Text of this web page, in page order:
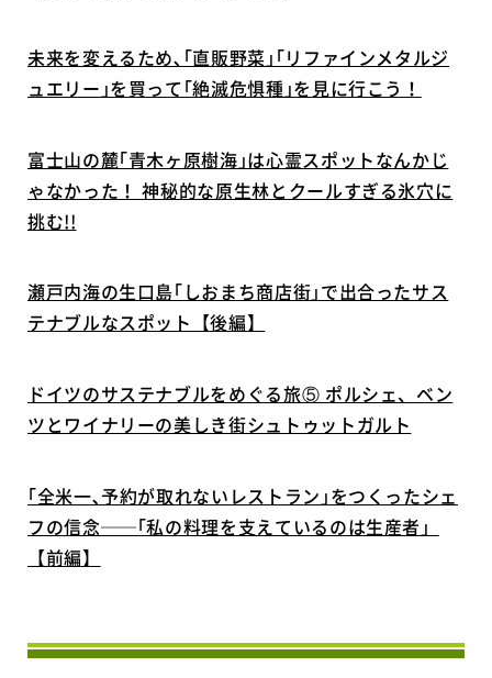
未来を変えるため､｢直販野菜｣｢リファインメタルジ
ュエリー｣を買って｢絶滅危惧種｣を見に行こう！
富士山の麓｢青木ヶ原樹海｣は心霊スポットなんかじ
ゃなかった！ 神秘的な原生林とクールすぎる氷穴に
挑む!!
瀬戸内海の生口島｢しおまち商店街｣で出合ったサス
テナブルなスポット【後編】
ドイツのサステナブルをめぐる旅⑤ ポルシェ、ベン
ツとワイナリーの美しき街シュトゥットガルト
｢全米一､予約が取れないレストラン｣をつくったシェ
フの信念──｢私の料理を支えているのは生産者」
【前編】